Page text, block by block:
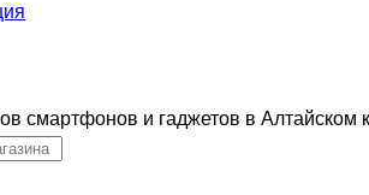
смартфонов и гаджетов в Алтайском